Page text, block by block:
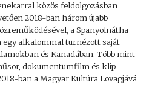
közös feldolgozásban
2018-ban három újabb
a Spanyolnátha
egy alkalommal turnézott saját
és Kanadában. Több mint
dokumentumfilm és klip
ban a Magyar Kultúra Lovagjává